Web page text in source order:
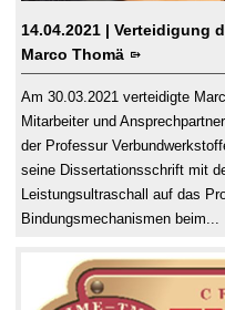
14.04.2021 | Verteidigung
Marco Thomä
Am 30.03.2021 verteidigte
Mitarbeiter und
der Professur
seine Dissertationsschrift mit
Leistungsultraschall auf das
Bindungsmechanismen beim...